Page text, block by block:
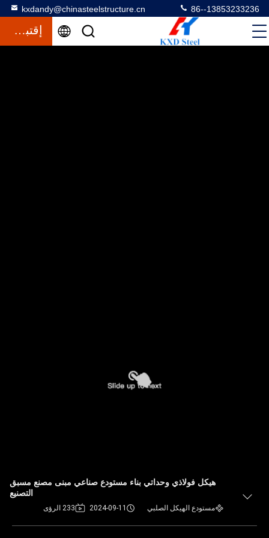
kxdandy@chinasteelstructure.cn 86--13853233236
إقتباس
هيكل فولاذي وحداتي بناء مستودع صناعي مبنى مصنع مسبق
التصنيع
مستودع الهيكل الصلبي 2024-09-11 233 الرؤى